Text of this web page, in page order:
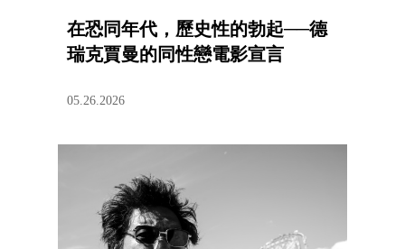
在恐同年代，歷史性的勃起──德
瑞克賈曼的同性戀電影宣言
05.26.2026